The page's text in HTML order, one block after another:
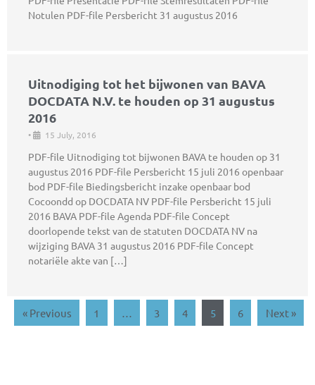
Notulen PDF-file Persbericht 31 augustus 2016
Uitnodiging tot het bijwonen van BAVA
DOCDATA N.V. te houden op 31 augustus
2016
• 15 July, 2016
PDF-file Uitnodiging tot bijwonen BAVA te houden op 31
augustus 2016 PDF-file Persbericht 15 juli 2016 openbaar
bod PDF-file Biedingsbericht inzake openbaar bod
Cocoondd op DOCDATA NV PDF-file Persbericht 15 juli
2016 BAVA PDF-file Agenda PDF-file Concept
doorlopende tekst van de statuten DOCDATA NV na
wijziging BAVA 31 augustus 2016 PDF-file Concept
notariële akte van […]
« Previous 1 3 4 5 6 Next »